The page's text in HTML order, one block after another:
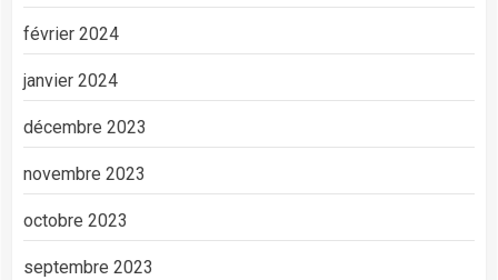
février 2024
janvier 2024
décembre 2023
novembre 2023
octobre 2023
septembre 2023